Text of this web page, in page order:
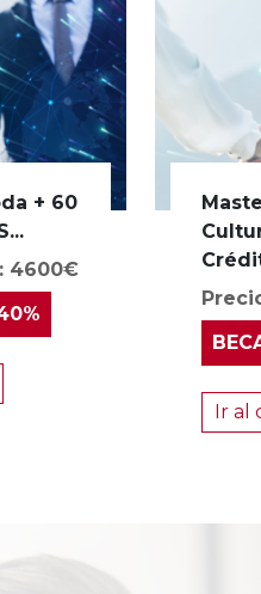
+ 60
4600€
Ir al